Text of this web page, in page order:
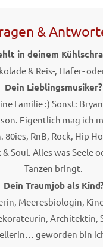
&
in deinem
& Reis-, Hafer-
Dein Lieblingsmusiker?
Familie :) Sonst:
Eigentlich mag ich
80ies, RnB, Rock, Hip
Soul. Alles was Seele
Tanzen bringt.
Dein Traumjob als
Meeresbiologin,
Architektin,
geworden bin